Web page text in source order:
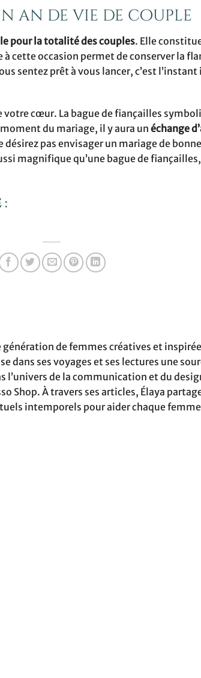
an de vie de couple
pour la totalité des couples. Elle
cette occasion permet de conserver la
sentez prêt à vous lancer, c’est
votre cœur. La bague de fiançailles
du mariage, il y aura un échange
désirez pas envisager un mariage de
magnifique qu’une bague de fiançailles,
:
de femmes créatives et
ses voyages et ses lectures une
de la communication et du
Shop. À travers ses articles, Élaya
intemporels pour aider chaque